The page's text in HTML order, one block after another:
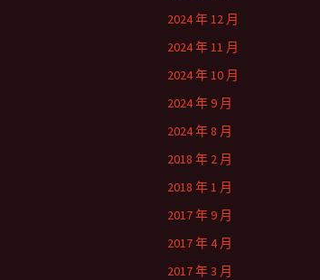
2024 年 12 月
2024 年 11 月
2024 年 10 月
2024 年 9 月
2024 年 8 月
2018 年 2 月
2018 年 1 月
2017 年 9 月
2017 年 4 月
2017 年 3 月